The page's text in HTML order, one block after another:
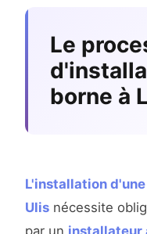
Le
borne à
L'installation
Ulis nécessite